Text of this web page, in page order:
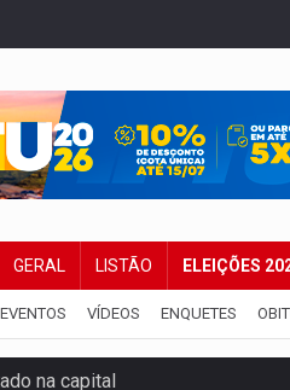
GERAL LISTÃO ELEIÇÕES
EVENTOS VÍDEOS ENQUETES
na capital